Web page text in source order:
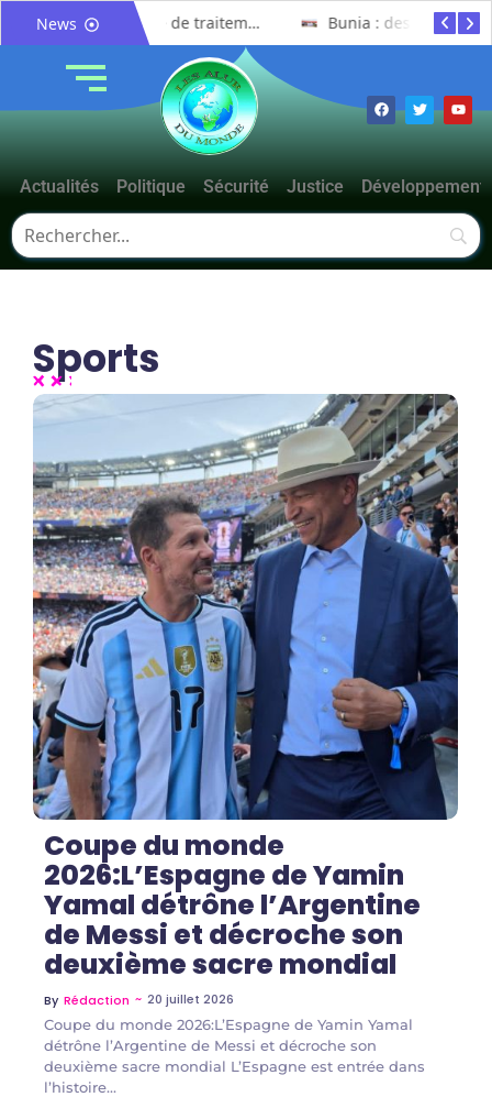
News Bunia : des jeunes sensibilisés à la masculinité positive pour lutter contre les violences basées sur le genre
Actualités Politique Sécurité Justice Développement
Sports
No Comments
Coupe du monde
2026:L’Espagne de Yamin
Yamal détrône l’Argentine
de Messi et décroche son
deuxième sacre mondial
By Rédaction ~ 20 juillet 2026
Coupe du monde 2026:L’Espagne de Yamin Yamal
détrône l’Argentine de Messi et décroche son
deuxième sacre mondial L’Espagne est entrée dans
l’histoire...